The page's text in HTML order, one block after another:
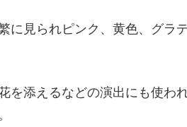
に見られピンク、黄色、グラ
を添えるなどの演出にも使わ